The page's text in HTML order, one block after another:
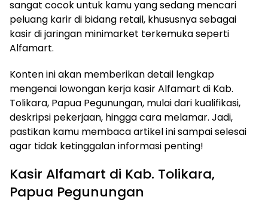
sangat cocok untuk kamu yang sedang mencari
peluang karir di bidang retail, khususnya sebagai
kasir di jaringan minimarket terkemuka seperti
Alfamart.
Konten ini akan memberikan detail lengkap
mengenai lowongan kerja kasir Alfamart di Kab.
Tolikara, Papua Pegunungan, mulai dari kualifikasi,
deskripsi pekerjaan, hingga cara melamar. Jadi,
pastikan kamu membaca artikel ini sampai selesai
agar tidak ketinggalan informasi penting!
Kasir Alfamart di Kab. Tolikara,
Papua Pegunungan